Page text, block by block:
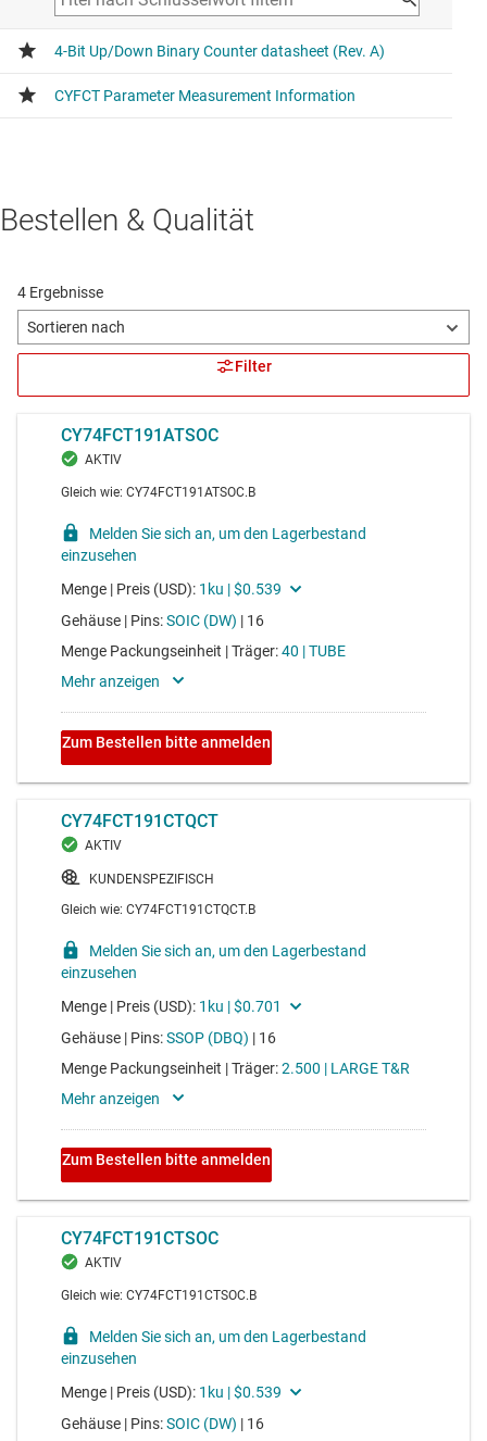
Bestellen & Qualität